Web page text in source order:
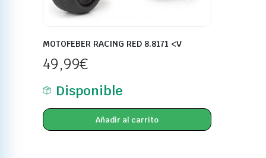
MOTOFEBER RACING RED 8.8171 <V
49,99€
Disponible
Añadir al carrito